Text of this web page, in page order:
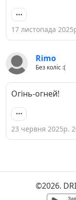
17 листопада
Rimo
Без коліс :(
Огінь-огней!
23 червня 2025р.
©2026.